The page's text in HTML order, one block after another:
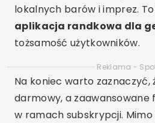
lokalnych barów i imprez.
aplikacja randkowa dla
tożsamość użytkowników.
Reklama -
Na koniec warto zaznaczyć,
darmowy, a zaawansowane
w ramach subskrypcji.